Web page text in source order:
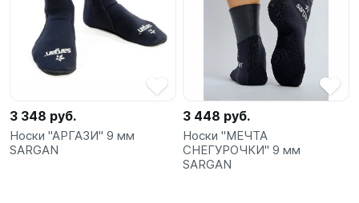
3 348 руб.
Носки "АРГАЗИ" 9 мм
SARGAN
3 448 руб.
Носки "МЕЧТА
СНЕГУРОЧКИ" 9 мм
SARGAN